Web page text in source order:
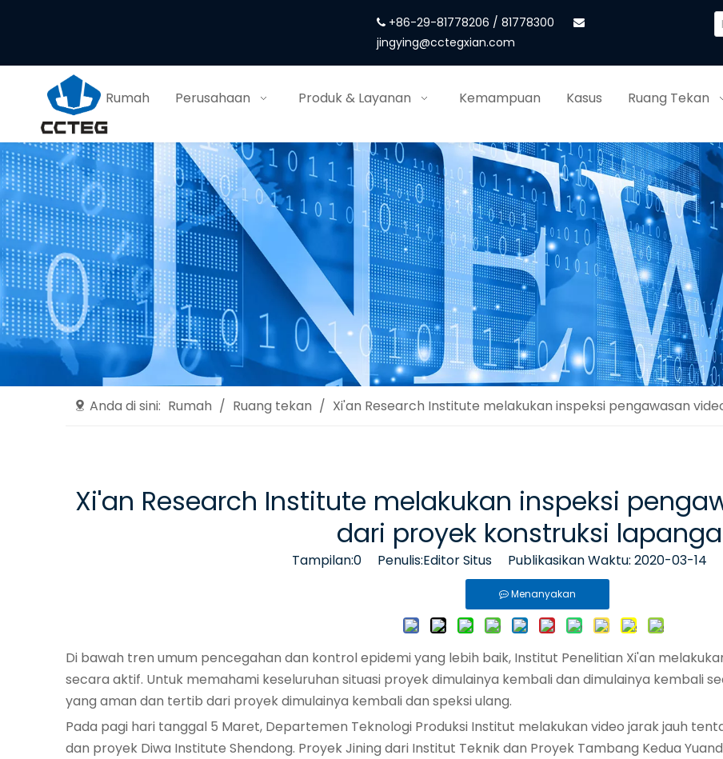
 +86-29-81778206 / 81778300
jingying@cctegxian.com
Rumah Perusahaan Produk & Layanan Kemampuan Kasus Ruang Tekan
Anda di sini: Rumah / Ruang tekan / Xi'an Research Institute melakukan inspeksi pengawasan
Xi'an Research Institute melakukan inspeksi
dari proyek konstruksi
Tampilan:0Penulis:Editor Situs Publikasikan Waktu: 2020-03-14
Menanyakan
Di bawah tren umum pencegahan dan kontrol epidemi yang lebih baik, Institut Penelitian Xi'an
secara aktif. Untuk memahami keseluruhan situasi proyek dimulainya kembali dan dimulainya kembali
yang aman dan tertib dari proyek dimulainya kembali dan speksi ulang.
Pada pagi hari tanggal 5 Maret, Departemen Teknologi Produksi Institut melakukan video jarak jauh
dan proyek Diwa Institute Shendong. Proyek Jining dari Institut Teknik dan Proyek Tambang Kedua